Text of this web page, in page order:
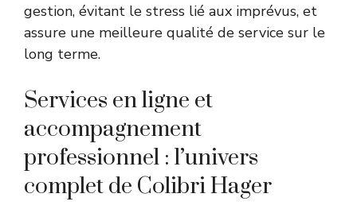
gestion, évitant le stress lié aux imprévus, et
assure une meilleure qualité de service sur le
long terme.
Services en ligne et
accompagnement
professionnel : l’univers
complet de Colibri Hager